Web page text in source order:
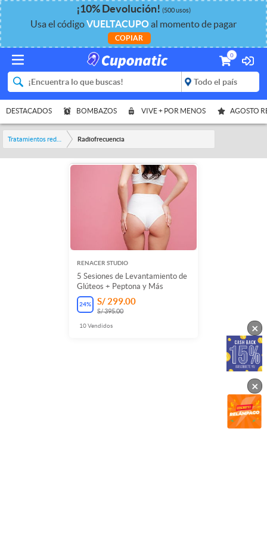
¡10%Devolución! (500 usos)
Usa el códigoVUELTACUPOal momento de pagar
COPIAR
0
DESTACADOS BOMBAZOS VIVE + POR MENOS AGOSTO
Radiofrecuencia
RENACER STUDIO
5 Sesiones de Levantamiento de
Glúteos + Peptona y Más
24% S/ 299.00
S/ 395.00
10Vendidos ×
×